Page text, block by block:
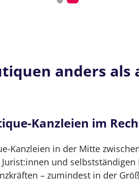
anders als
Kanzleien im
Kanzleien in der Mitte
und
– zumindest in der